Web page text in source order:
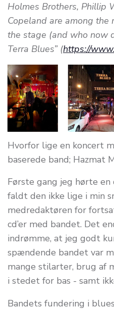
Holmes Brothers, Phillip
Copeland are among the
the stage (and who now
Terra Blues” (https://
Hvorfor lige en koncert
baserede band; Hazmat
Første gang jeg hørte en
faldt den ikke lige i min
medredaktøren for
cd’er med bandet. Det
indrømme, at jeg godt
spændende bandet var
mange stilarter, brug af
i stedet for bas - samt
Bandets fundering i